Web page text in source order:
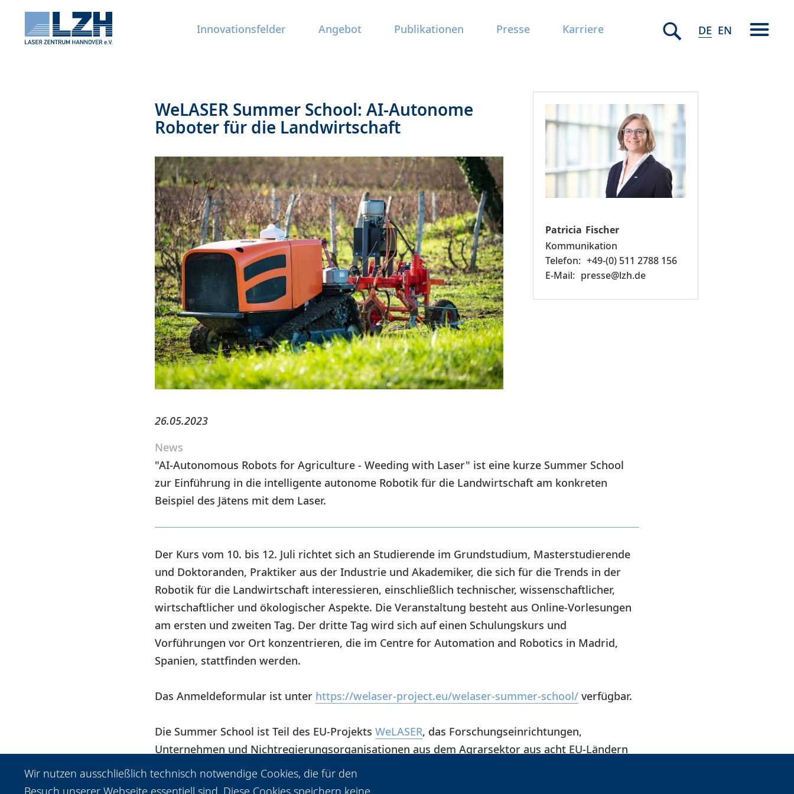
Innovationsfelder Angebot Publikationen Presse Karriere DE EN
Patricia Fischer
Kommunikation
+49-(0) 511 2788 156
presse@lzh.de
WeLASER Summer School: AI-Autonome
Roboter für die Landwirtschaft
26.05.2023
News
"AI-Autonomous Robots for Agriculture - Weeding with Laser" ist eine kurze Summer School
zur Einführung in die intelligente autonome Robotik für die Landwirtschaft am konkreten
Beispiel des Jätens mit dem Laser.
Der Kurs vom 10. bis 12. Juli richtet sich an Studierende im Grundstudium, Masterstudierende
und Doktoranden, Praktiker aus der Industrie und Akademiker, die sich für die Trends in der
Robotik für die Landwirtschaft interessieren, einschließlich technischer, wissenschaftlicher,
wirtschaftlicher und ökologischer Aspekte. Die Veranstaltung besteht aus Online-Vorlesungen
am ersten und zweiten Tag. Der dritte Tag wird sich auf einen Schulungskurs und
Vorführungen vor Ort konzentrieren, die im Centre for Automation and Robotics in Madrid,
Spanien, stattfinden werden.
Das Anmeldeformular ist unter https://welaser-project.eu/welaser-summer-school/ verfügbar.
Die Summer School ist Teil des EU-Projekts WeLASER, das Forschungseinrichtungen,
Unternehmen und Nichtregierungsorganisationen aus dem Agrarsektor aus acht EU-Ländern
zusammenbringt, darunter auch das Laser Zentrum Hannover e.V. (LZH).
Wir nutzen ausschließlich technisch notwendige Cookies, die für den
Besuch unserer Webseite essentiell sind. Diese Cookies speichern keine